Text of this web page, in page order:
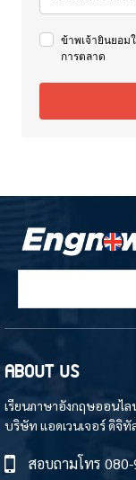
ข้าพเจ้ายินยอม
การตลาด
ABOUT US
เรียนภาษาอังกฤษออนไล
บริษัท แอดเวนเจอร์ ดิจิทั
สอบถามโทร